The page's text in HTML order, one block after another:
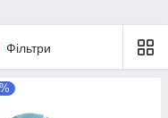
Фільтри